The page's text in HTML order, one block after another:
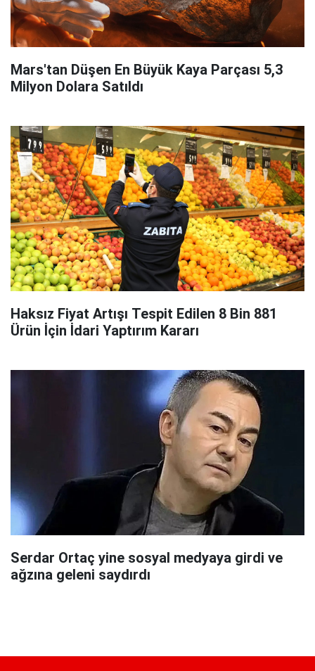
Mars'tan Düşen En Büyük Kaya Parçası 5,3
Milyon Dolara Satıldı
Haksız Fiyat Artışı Tespit Edilen 8 Bin 881
Ürün İçin İdari Yaptırım Kararı
Serdar Ortaç yine sosyal medyaya girdi ve
ağzına geleni saydırdı